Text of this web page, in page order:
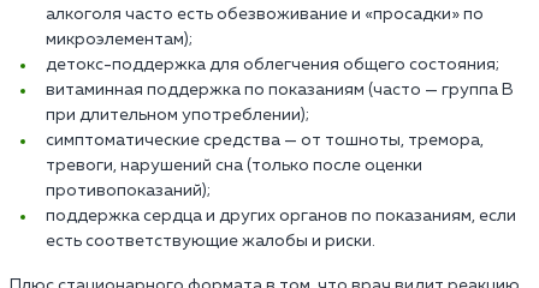
алкоголя часто есть обезвоживание и «просадки» по
микроэлементам);
детокс-поддержка для облегчения общего состояния;
витаминная поддержка по показаниям (часто — группа B
при длительном употреблении);
симптоматические средства — от тошноты, тремора,
тревоги, нарушений сна (только после оценки
противопоказаний);
поддержка сердца и других органов по показаниям, если
есть соответствующие жалобы и риски.